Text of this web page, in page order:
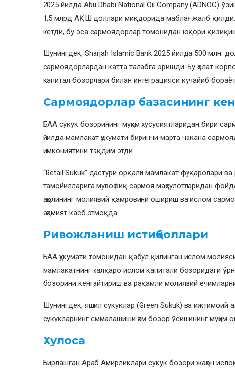
2025 йилда Abu Dhabi National Oil Company (ADNOC)
1,5 млрд АҚШ доллари миқдорида маблағ жалб
кетди, бу эса сармоядорлар томонидан юқори
Шунингдек, Sharjah Islamic Bank 2025 йилда 500 млн.
сармоядорлардан катта талабга эришди. Бу ҳолат
капитал бозорлари билан интеграцияси кучайиб
Сармоядорлар базасининг
БАА сукук бозорининг муҳим хусусиятларидан бири
йилда мамлакат ҳукумати биринчи марта чакана
имкониятини тақдим этди.
“Retail Sukuk” дастури орқали мамлакат фуқаролари
тамойилларига мувофиқ сармоя маҳсулотларидан
аҳолининг молиявий қамровини ошириш ва ислом
аҳамият касб этмоқда.
Ривожланиш истиқболлари
БАА ҳукумати томонидан қабул қилинган ислом
мамлакатнинг халқаро ислом капитали бозоридаги
бозорини кенгайтириш ва рақамли молиявий
Шунингдек, яшил сукуклар (Green Sukuk) ва ижтимоий
сукукларнинг оммалашиши ҳам бозор ўсишининг
Хулоса
Бирлашган Араб Амирликлари сукук бозори жаҳон